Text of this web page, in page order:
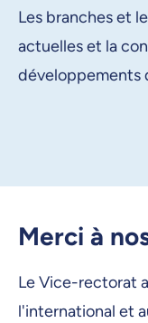
Les branches et
actuelles et la
développements
Merci à
Le Vice-rectorat
l'international et